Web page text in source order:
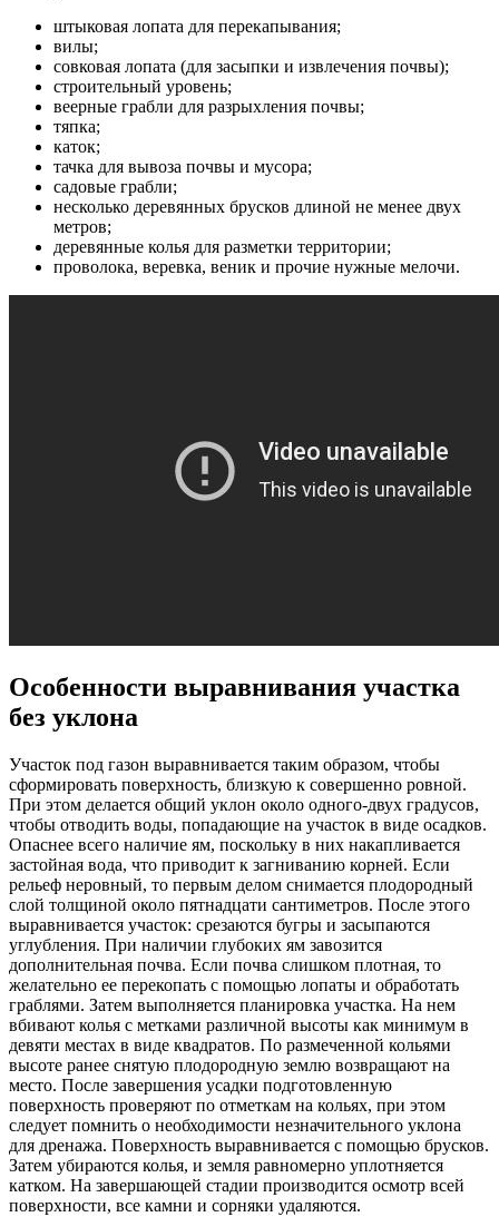
штыковая лопата для перекапывания;
вилы;
совковая лопата (для засыпки и извлечения почвы);
строительный уровень;
веерные грабли для разрыхления почвы;
тяпка;
каток;
тачка для вывоза почвы и мусора;
садовые грабли;
несколько деревянных брусков длиной не менее двух
метров;
деревянные колья для разметки территории;
проволока, веревка, веник и прочие нужные мелочи.
Особенности выравнивания участка
без уклона
Участок под газон выравнивается таким образом, чтобы
сформировать поверхность, близкую к совершенно ровной.
При этом делается общий уклон около одного-двух градусов,
чтобы отводить воды, попадающие на участок в виде осадков.
Опаснее всего наличие ям, поскольку в них накапливается
застойная вода, что приводит к загниванию корней. Если
рельеф неровный, то первым делом снимается плодородный
слой толщиной около пятнадцати сантиметров. После этого
выравнивается участок: срезаются бугры и засыпаются
углубления. При наличии глубоких ям завозится
дополнительная почва. Если почва слишком плотная, то
желательно ее перекопать с помощью лопаты и обработать
граблями. Затем выполняется планировка участка. На нем
вбивают колья с метками различной высоты как минимум в
девяти местах в виде квадратов. По размеченной кольями
высоте ранее снятую плодородную землю возвращают на
место. После завершения усадки подготовленную
поверхность проверяют по отметкам на кольях, при этом
следует помнить о необходимости незначительного уклона
для дренажа. Поверхность выравнивается с помощью брусков.
Затем убираются колья, и земля равномерно уплотняется
катком. На завершающей стадии производится осмотр всей
поверхности, все камни и сорняки удаляются.